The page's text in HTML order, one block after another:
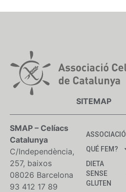
SMAP – Celíacs
Catalunya
C/Independència,
257, baixos
08026 Barcelona
93 412 17 89
SITEMAP
ASSOCIACIÓ
QUÉ FEM?
DIETA
SENSE
GLUTEN